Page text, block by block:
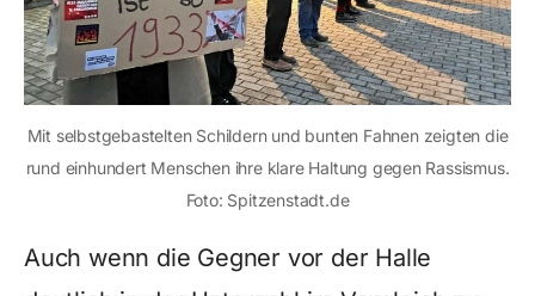
Mit selbstgebastelten Schildern und bunten Fahnen zeigten die
rund einhundert Menschen ihre klare Haltung gegen Rassismus.
Foto: Spitzenstadt.de
Auch wenn die Gegner vor der Halle